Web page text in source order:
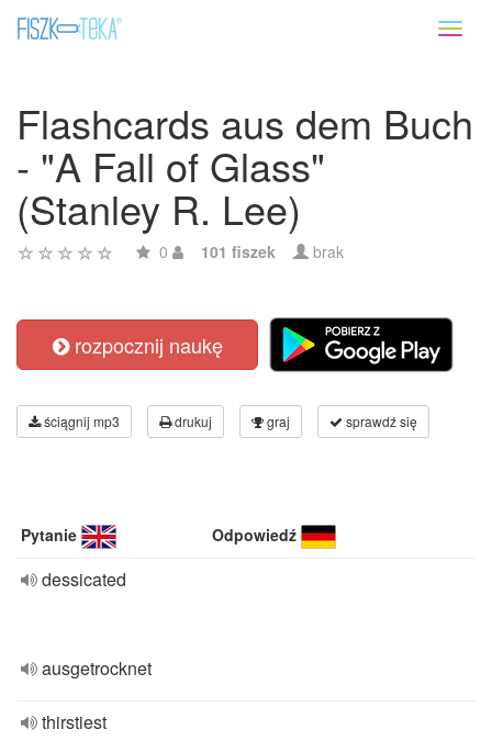
Flashcards aus dem Buch
- "A Fall of Glass"
(Stanley R. Lee)
0 101 fiszek brak
rozpocznij naukę
ściągnij mp3 drukuj graj sprawdź się
Pytanie Odpowiedź
dessicated
ausgetrocknet
thirstiest